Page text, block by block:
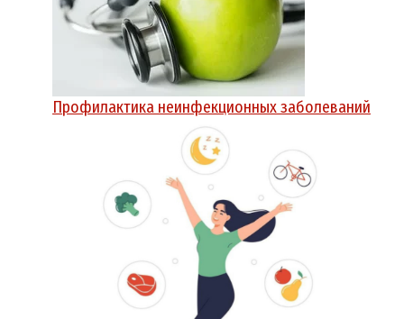
Профилактика неинфекционных заболеваний